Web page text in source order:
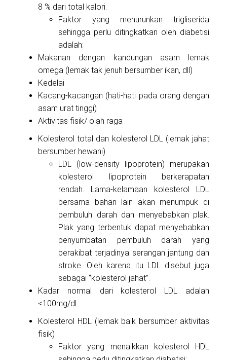
8 % dari total kalori.
Faktor yang menurunkan trigliserida
sehingga perlu ditingkatkan oleh diabetisi
adalah:
Makanan dengan kandungan asam lemak
omega (lemak tak jenuh bersumber ikan, dll)
Kedelai
Kacang-kacangan (hati-hati pada orang dengan
asam urat tinggi)
Aktivitas fisik/ olah raga
Kolesterol total dan kolesterol LDL (lemak jahat
bersumber hewani)
LDL (low-density lipoprotein) merupakan
kolesterol lipoprotein berkerapatan
rendah. Lama-kelamaan kolesterol LDL
bersama bahan lain akan menumpuk di
pembuluh darah dan menyebabkan plak.
Plak yang terbentuk dapat menyebabkan
penyumbatan pembuluh darah yang
berakibat terjadinya serangan jantung dan
stroke. Oleh karena itu LDL disebut juga
sebagai “kolesterol jahat”.
Kadar normal dari kolesterol LDL adalah
<100mg/dL
Kolesterol HDL (lemak baik bersumber aktivitas
fisik)
Faktor yang menaikkan kolesterol HDL